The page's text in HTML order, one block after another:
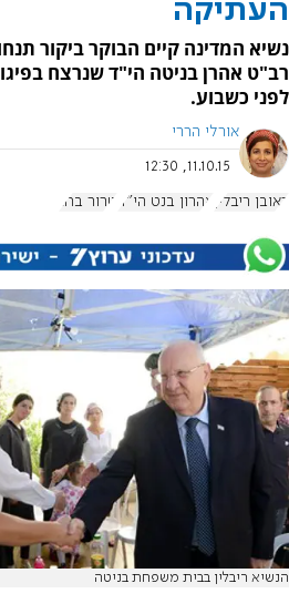
העתיקה
נשיא המדינה קיים הבוקר ביקור
רב"ט אהרן בניטה הי"ד שנרצח
לפני כשבוע.
אורלי הררי
11.10.15, 12:30
ראובן ריבלין אהרון בנט הי"ד טרור בחג
הנשיא ריבלין בבית משפחת בניטה